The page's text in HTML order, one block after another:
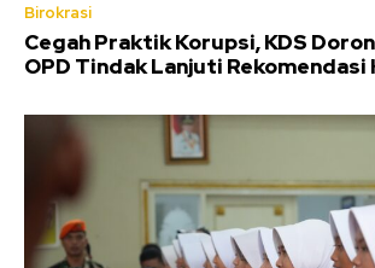
Birokrasi
Cegah Praktik Korupsi, KDS
OPD Tindak Lanjuti Rekomendasi